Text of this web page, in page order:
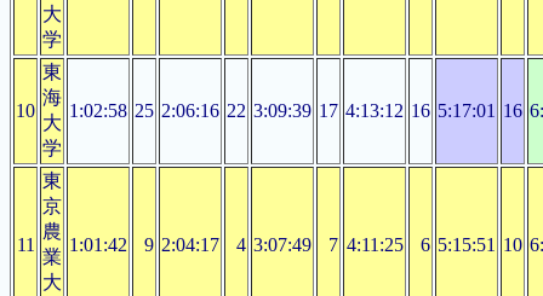
大
学
10
東
海
大
学
1:02:58 25 2:06:16 22 3:09:39 17 4:13:12 16 5:17:01 16
11
東
京
農
業
大
1:01:42 9 2:04:17 4 3:07:49 7 4:11:25 6 5:15:51 10